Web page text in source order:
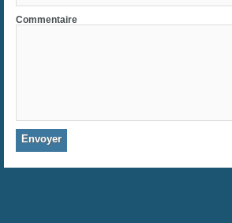
Commentaire